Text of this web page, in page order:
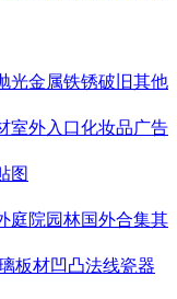
光金属铁锈破旧其他
室外入口化妆品广告
图
庭院园林国外合集其
板材凹凸法线瓷器